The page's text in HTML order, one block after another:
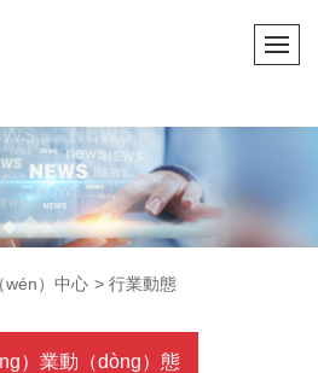
wén）中心 > 行業動態
）業動（dòng）態